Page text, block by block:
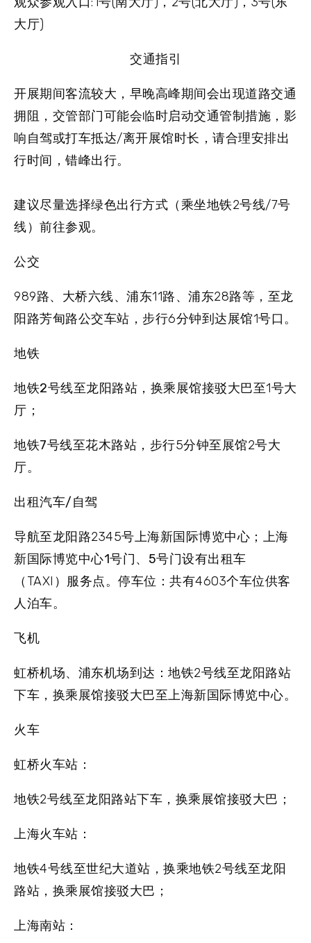
大厅)
交通指引
开展期间客流较大，早晚高峰期间会出现道路交通
拥阻，交管部门可能会临时启动交通管制措施，影
响自驾或打车抵达/离开展馆时长，请合理安排出
行时间，错峰出行。
建议尽量选择绿色出行方式（乘坐地铁2号线/7号
线）前往参观。
公交
989路、大桥六线、浦东11路、浦东28路等，至龙
阳路芳甸路公交车站 ，步行6分钟到达展馆1号口。
地铁
地铁2号线至龙阳路站，换乘展馆接驳大巴至1号大
厅；
地铁7号线至花木路站，步行5分钟至展馆2号大
厅。
出租汽车/自驾
导航至龙阳路2345号上海新国际博览中心；上海
新国际博览中心1号门、5号门设有出租车
（TAXI）服务点。停车位：共有4603个车位供客
人泊车。
飞机
虹桥机场、浦东机场到达 ：地铁2号线至龙阳路站
下车，换乘展馆接驳大巴至上海新国际博览中心。
火车
虹桥火车站：
地铁2号线至龙阳路站下车，换乘展馆接驳大巴；
上海火车站：
地铁4号线至世纪大道站，换乘地铁2号线至龙阳
路站，换乘展馆接驳大巴；
上海南站：